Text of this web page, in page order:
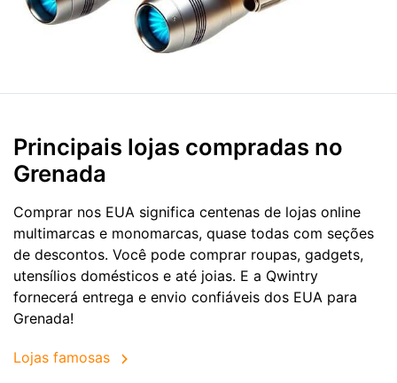
Principais lojas compradas no
Grenada
Comprar nos EUA significa centenas de lojas online
multimarcas e monomarcas, quase todas com seções
de descontos. Você pode comprar roupas, gadgets,
utensílios domésticos e até joias. E a Qwintry
fornecerá entrega e envio confiáveis dos EUA para
Grenada!
Lojas famosas